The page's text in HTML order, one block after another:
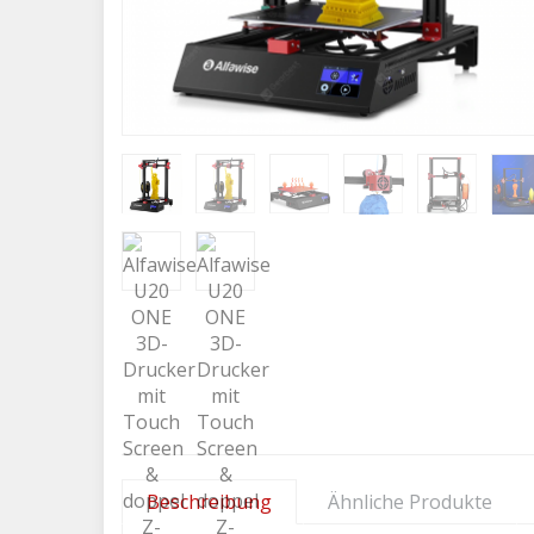
Beschreibung Ähnliche Produkte